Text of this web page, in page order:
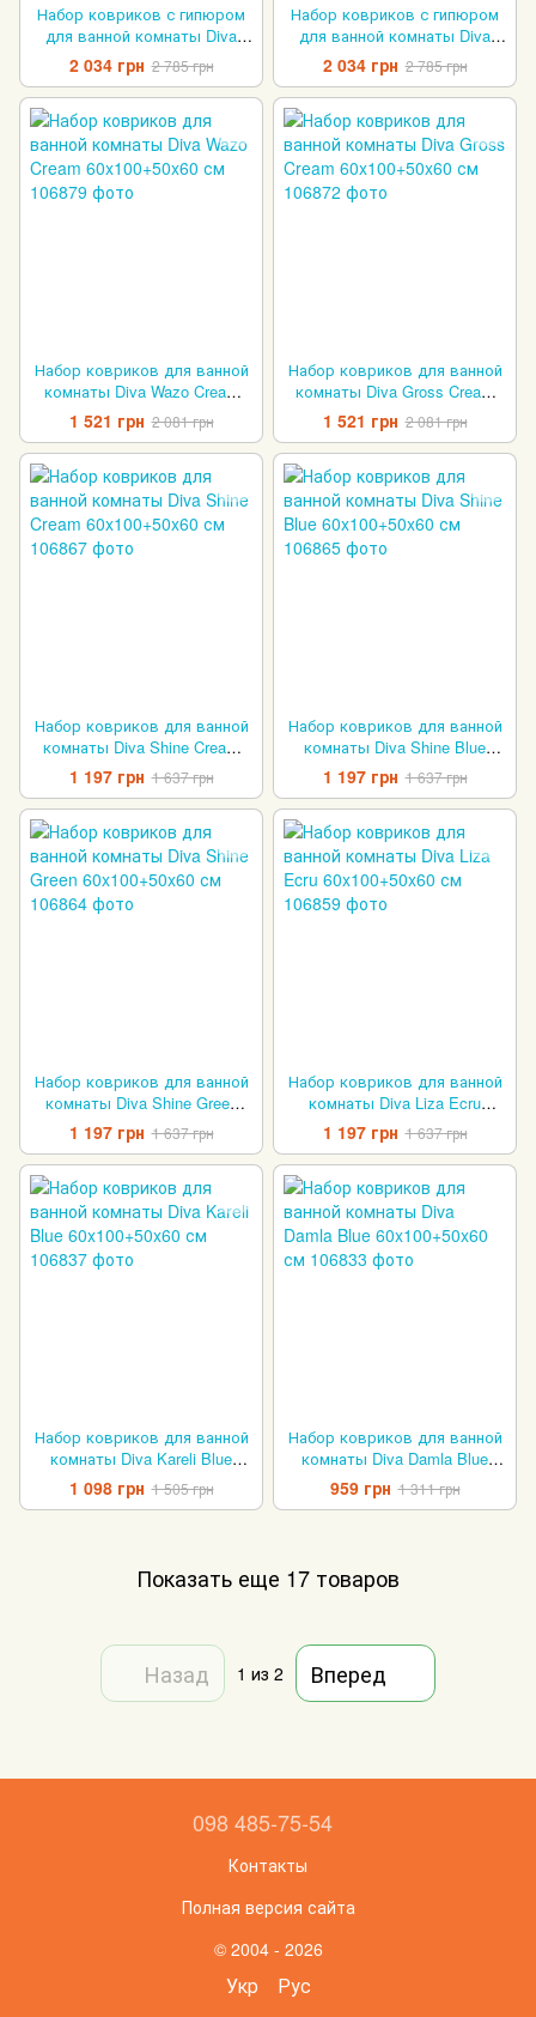
Набор ковриков с гипюром
для ванной комнаты Diva
Nice Gold 60x100+50x60 см
2 034 грн 2 785 грн
Набор ковриков с гипюром
для ванной комнаты Diva
Nice Silver 60x100+50x60 см
2 034 грн 2 785 грн
Набор ковриков для ванной
комнаты Diva Wazo Cream
60x100+50x60 см
1 521 грн 2 081 грн
Набор ковриков для ванной
комнаты Diva Gross Cream
60x100+50x60 см
1 521 грн 2 081 грн
Набор ковриков для ванной
комнаты Diva Shine Cream
60x100+50x60 см
1 197 грн 1 637 грн
Набор ковриков для ванной
комнаты Diva Shine Blue
60x100+50x60 см
1 197 грн 1 637 грн
Набор ковриков для ванной
комнаты Diva Shine Green
60x100+50x60 см
1 197 грн 1 637 грн
Набор ковриков для ванной
комнаты Diva Liza Ecru
60x100+50x60 см
1 197 грн 1 637 грн
Набор ковриков для ванной
комнаты Diva Kareli Blue
60x100+50x60 см
1 098 грн 1 505 грн
Набор ковриков для ванной
комнаты Diva Damla Blue
60x100+50x60 см
959 грн 1 311 грн
Показать еще 17 товаров
Назад 1 из 2 Вперед
098 485-75-54
Контакты
Полная версия сайта
© 2004 - 2026
Укр Рус